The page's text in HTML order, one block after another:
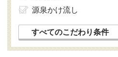
源泉かけ流し
すべてのこだわり条件